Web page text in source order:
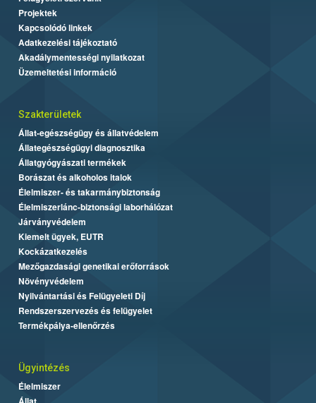
Projektek
Kapcsolódó linkek
Adatkezelési tájékoztató
Akadálymentességi nyilatkozat
Üzemeltetési információ
Szakterületek
Állat-egészségügy és állatvédelem
Állategészségügyi diagnosztika
Állatgyógyászati termékek
Borászat és alkoholos italok
Élelmiszer- és takarmánybiztonság
Élelmiszerlánc-biztonsági laborhálózat
Járványvédelem
Kiemelt ügyek, EUTR
Kockázatkezelés
Mezőgazdasági genetikai erőforrások
Növényvédelem
Nyilvántartási és Felügyeleti Díj
Rendszerszervezés és felügyelet
Termékpálya-ellenőrzés
Ügyintézés
Élelmiszer